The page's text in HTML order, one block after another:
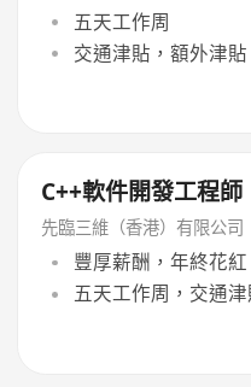
五天工作周
交通津貼，額外津
C++軟件開發工程師
先臨三維（香港）有限公司
豐厚薪酬，年終花紅
五天工作周，交通